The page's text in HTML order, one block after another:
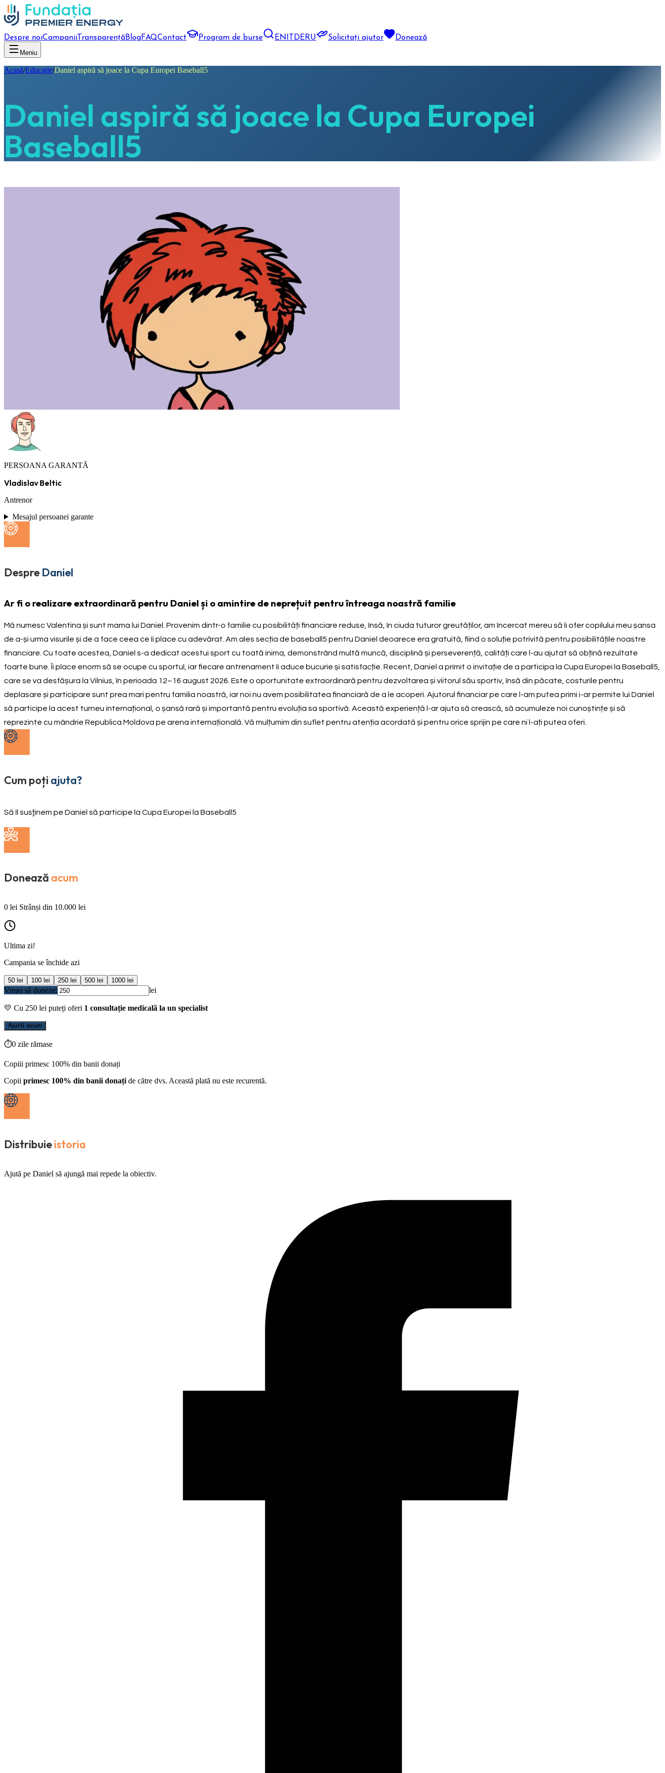
Despre noiCampanii TransparențăBlogFAQContact Program de burse EN DERU Solicitați ajutor Donează
Meniu
Acasă/Educație/Daniel aspiră să joace la Cupa Europei Baseball5
Daniel aspiră să joace la Cupa Europei
Baseball5
PERSOANA GARANTĂ
Vladislav Beltic
Antrenor
Mesajul persoanei garante
Despre Daniel
Ar fi o realizare extraordinară pentru Daniel și o amintire de neprețuit pentru întreaga noastră familie
Mă numesc Valentina și sunt mama lui Daniel. Provenim dintr-o familie cu posibilități financiare reduse, însă, în ciuda tuturor greutăților, am încercat mereu să îi ofer copilului meu șansa
de a-și urma visurile și de a face ceea ce îi place cu adevărat. Am ales secția de baseball5 pentru Daniel deoarece era gratuită, fiind o soluție potrivită pentru posibilitățile noastre
financiare. Cu toate acestea, Daniel s-a dedicat acestui sport cu toată inima, demonstrând multă muncă, disciplină și perseverență, calități care l-au ajutat să obțină rezultate
foarte bune. Îi place enorm să se ocupe cu sportul, iar fiecare antrenament îi aduce bucurie și satisfacție. Recent, Daniel a primit o invitație de a participa la Cupa Europei la Baseball5,
care se va desfășura la Vilnius, în perioada 12–16 august 2026. Este o oportunitate extraordinară pentru dezvoltarea și viitorul său sportiv, însă din păcate, costurile pentru
deplasare și participare sunt prea mari pentru familia noastră, iar noi nu avem posibilitatea financiară de a le acoperi. Ajutorul financiar pe care l-am putea primi i-ar permite lui Daniel
să participe la acest turneu internațional, o șansă rară și importantă pentru evoluția sa sportivă. Această experiență l-ar ajuta să crească, să acumuleze noi cunoștințe și să
reprezinte cu mândrie Republica Moldova pe arena internațională. Vă mulțumim din suflet pentru atenția acordată și pentru orice sprijin pe care ni l-ați putea oferi.
Cum poți ajuta?
Să îl susţinem pe Daniel să participe la Cupa Europei la Baseball5
Donează acum
0 lei Strânși din 10.000 lei
Ultima zi!
Campania se închide azi
50 lei 100 lei 250 lei 500 lei 1000 lei
Vreau să doneze: lei
💛 Cu 250 lei puteți oferi 1 consultație medicală la un specialist
Ajută acum
⏱0 zile rămase
Copiii primesc 100% din banii donați
Copii primesc 100% din banii donați de către dvs. Această plată nu este recurentă.
Distribuieistoria
Ajută pe Daniel să ajungă mai repede la obiectiv.